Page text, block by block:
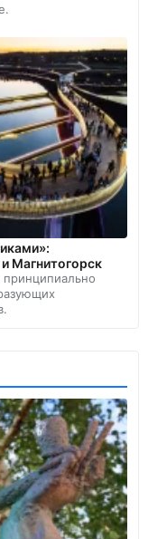
Магнитогорск